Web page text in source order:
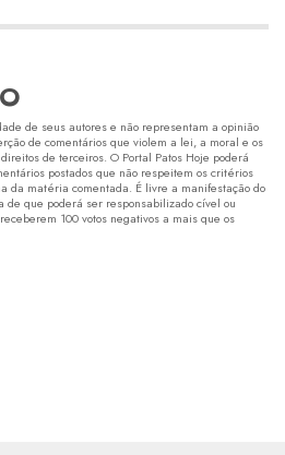
de seus autores e não representam a opinião
de comentários que violem a lei, a moral e os
de terceiros. O Portal Patos Hoje poderá
postados que não respeitem os critérios
da matéria comentada. É livre a manifestação do
de que poderá ser responsabilizado cível ou
100 votos negativos a mais que os